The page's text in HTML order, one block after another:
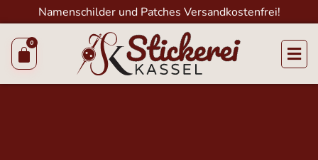
Namenschilder und Patches Versandkostenfrei!